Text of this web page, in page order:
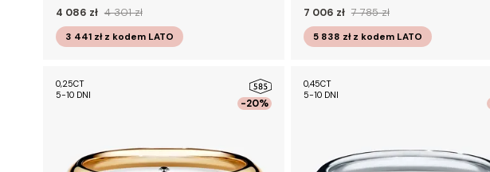
4 086 zł 4 301 zł
3 441 zł z kodemLATO
7 006 zł 7 785 zł
5 838 zł z kodemLATO
-20%
0,25CT
5-10 DNI
0,45CT
5-10 DNI